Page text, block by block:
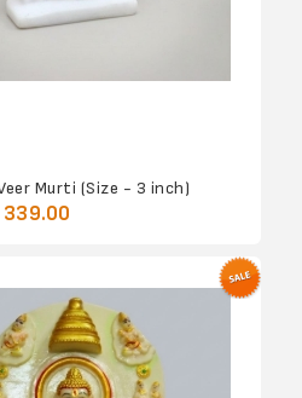
Murti (Size - 3 inch)